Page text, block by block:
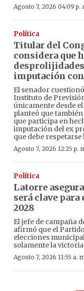
Agosto 7, 2026 04:09 p.
Política
Titular del
considera que
imputación
El senador
Instituto de
únicamente desde
planteó que
que participa en
imputación del ex
que debe
Agosto 7, 2026 12:25 p.
Política
Latorre
será clave para
2028
El jefe de campaña
afirmó que el
elecciones
solamente la
Agosto 7, 2026 11:55 a.